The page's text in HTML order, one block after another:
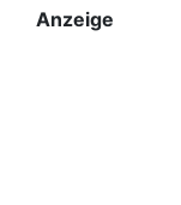
Anzeige